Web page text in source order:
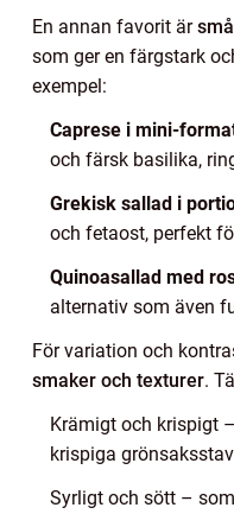
En annan favorit är
som ger en färgstark
exempel:
Caprese i mini-
och färsk basilika,
Grekisk sallad i
och fetaost, perfekt
Quinoasallad med
alternativ som även
För variation och
smaker och texturer.
Krämigt och krispigt
krispiga
Syrligt och sött –